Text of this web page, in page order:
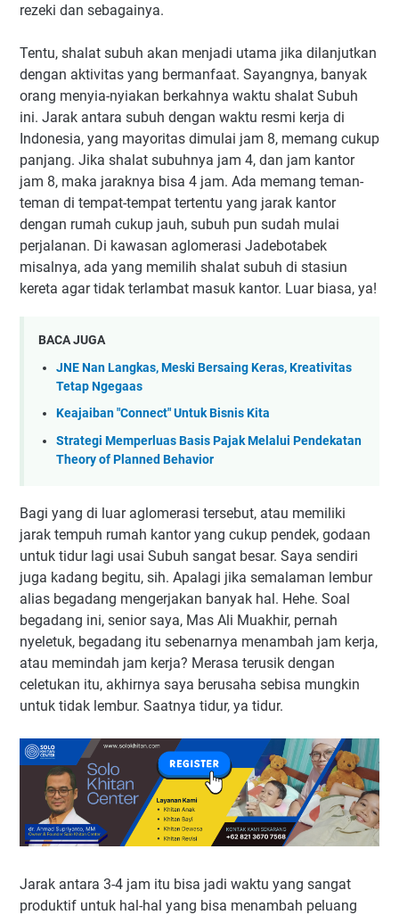
rezeki dan sebagainya.
Tentu, shalat subuh akan menjadi utama jika dilanjutkan
dengan aktivitas yang bermanfaat. Sayangnya, banyak
orang menyia-nyiakan berkahnya waktu shalat Subuh
ini. Jarak antara subuh dengan waktu resmi kerja di
Indonesia, yang mayoritas dimulai jam 8, memang cukup
panjang. Jika shalat subuhnya jam 4, dan jam kantor
jam 8, maka jaraknya bisa 4 jam. Ada memang teman-
teman di tempat-tempat tertentu yang jarak kantor
dengan rumah cukup jauh, subuh pun sudah mulai
perjalanan. Di kawasan aglomerasi Jadebotabek
misalnya, ada yang memilih shalat subuh di stasiun
kereta agar tidak terlambat masuk kantor. Luar biasa, ya!
BACA JUGA
JNE Nan Langkas, Meski Bersaing Keras, Kreativitas
Tetap Ngegaas
Keajaiban "Connect" Untuk Bisnis Kita
Strategi Memperluas Basis Pajak Melalui Pendekatan
Theory of Planned Behavior
Bagi yang di luar aglomerasi tersebut, atau memiliki
jarak tempuh rumah kantor yang cukup pendek, godaan
untuk tidur lagi usai Subuh sangat besar. Saya sendiri
juga kadang begitu, sih. Apalagi jika semalaman lembur
alias begadang mengerjakan banyak hal. Hehe. Soal
begadang ini, senior saya, Mas Ali Muakhir, pernah
nyeletuk, begadang itu sebenarnya menambah jam kerja,
atau memindah jam kerja? Merasa terusik dengan
celetukan itu, akhirnya saya berusaha sebisa mungkin
untuk tidak lembur. Saatnya tidur, ya tidur.
Jarak antara 3-4 jam itu bisa jadi waktu yang sangat
produktif untuk hal-hal yang bisa menambah peluang